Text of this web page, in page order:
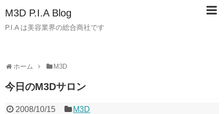
M3D P.I.A Blog
P.I.A は美容業界の総合商社です
ホーム M3D
今日のM3Dサロン
2008/10/15 M3D